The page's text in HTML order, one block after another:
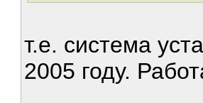
т.е. система
2005 году.